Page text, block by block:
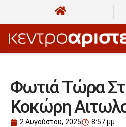
Φωτιά Τώρα
Κοκώρη
2 Αυγούστου, 2025 8:57 μμ